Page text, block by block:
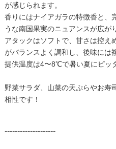
が感じられます。
香りにはナイアガラの特徴香と、
うな南国果実のニュアンスが広が
アタックはソフトで、甘さは控え
がバランスよく調和し、後味には
提供温度は4〜8℃で暑い夏にピッ
野菜サラダ、山菜の天ぷらやお寿
相性です！
--------------------